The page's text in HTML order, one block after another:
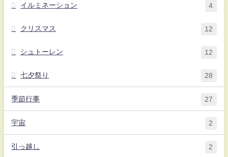
イルミネーション 4
クリスマス 12
シュトーレン 12
七夕祭り 28
季節行事 27
宇宙 2
引っ越し 2